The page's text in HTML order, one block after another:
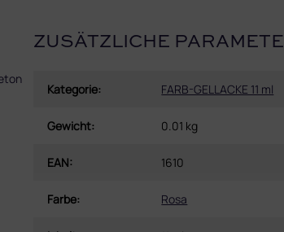
ZUSÄTZLICHE
Kategorie: FARB-GELLACKE 11 ml
Gewicht: 0.01 kg
EAN: 1610
Farbe: Rosa